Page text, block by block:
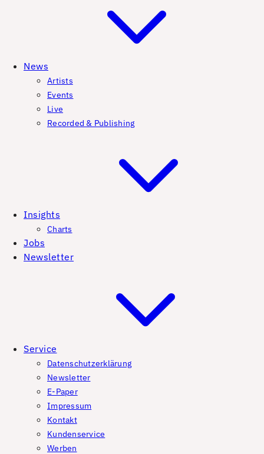
News
Artists
Events
Live
Recorded & Publishing
Insights
Charts
Jobs
Newsletter
Service
Datenschutzerklärung
Newsletter
E-Paper
Impressum
Kontakt
Kundenservice
Werben